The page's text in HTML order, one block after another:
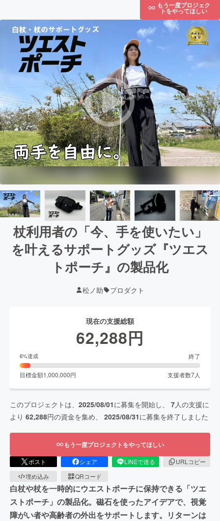
もう一度プロジェク
トをやってほしい
杖利用者の「今、手を使いたい」
を叶えるサポートグッズ『ツエス
トポーチ』の製品化
松ノ助 プロダクト
現在の支援総額
62,288円
6%達成 終了
目標金額1,000,000円 支援者数7人
このプロジェクトは、 2025/08/01に募集を開始し、 7人の支援に
より 62,288円の資金を集め、 2025/08/31に募集を終了しました
もう一度プロジェクトをやってほしい
ポスト シェア LINEで送る
URLコピー
埋め込み
QRコード
白杖や杖を一時的にウエストポーチに保持できる「ツエ
ストポーチ」の製品化。磁石を使ったアイデアで、視覚
障がい者や高齢者の外出をサポートします。リターンは